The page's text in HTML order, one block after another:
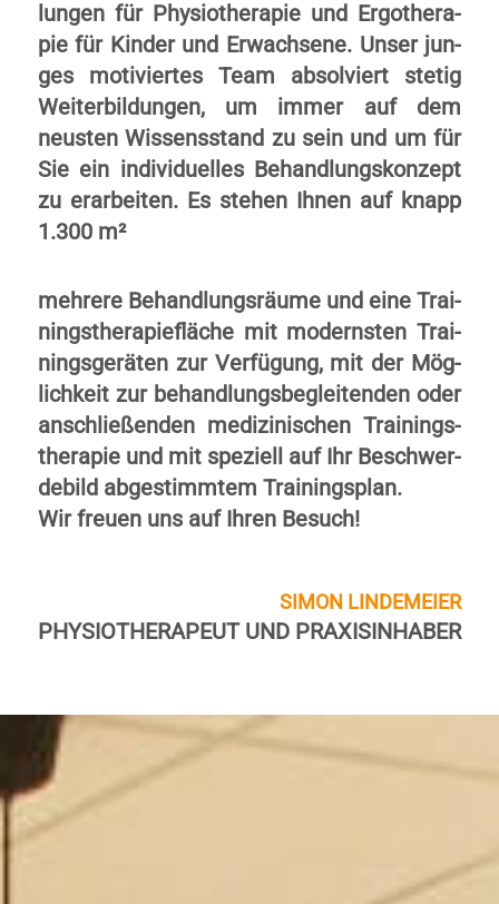
lung­en für Phy­sio­­the­ra­pie und Er­go­­the­ra­
pie für Ki­nder und Er­wachse­ne. Unser jun­
ges mo­ti­vier­tes Team ab­sol­viert ste­tig
Wei­ter­­bil­dung­en, um immer auf dem
neus­ten Wis­sens­stand zu sein und um für
Sie ein in­di­vi­du­elles Be­hand­lungs­kon­zept
zu er­ar­bei­ten. Es ste­hen Ihnen auf knapp
1.300 m²
meh­re­re Be­hand­lungs­räu­me und ei­ne Trai­
nings­­­­the­ra­pie­­flä­che mit mo­dern­sten Trai­
nings­­ge­rä­ten zur Ver­fü­gung, mit der Mög­
lich­keit zur be­hand­lungs­be­glei­ten­den oder
an­schlie­ßen­den me­di­zi­ni­schen Trai­nings­
the­ra­pie und mit spe­ziell auf Ihr Be­schwer­
de­bild ab­ge­stim­mtem Trai­nings­plan.
Wir freuen uns auf Ihren Besuch!
SIMON LINDE­MEIER
PHY­SIO­THE­RA­PEUT UND PRAXIS­INHABER